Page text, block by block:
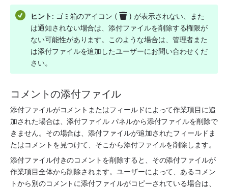
ヒント: ゴミ箱のアイコン (
) が表示されない、また
は通知されない場合は、添付ファイルを削除する権限が
ない可能性があります。このような場合は、管理者また
は添付ファイルを追加したユーザーにお問い合わせくだ
さい。
コメントの添付ファイル
添付ファイルがコメントまたはフィールドによって作業項目に追
加された場合は、添付ファイル パネルから添付ファイルを削除で
きません。その場合は、添付ファイルが追加されたフィールドま
たはコメントを見つけて、そこから添付ファイルを削除します。
添付ファイル付きのコメントを削除すると、その添付ファイルが
作業項目全体から削除されます。ユーザーによって、あるコメン
トから別のコメントに添付ファイルがコピーされている場合は、